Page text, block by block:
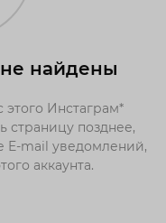
найдены
Инстаграм*
страницу позднее,
E-mail уведомлений,
аккаунта.